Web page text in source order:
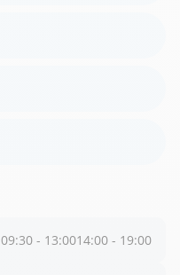
09:30 - 13:0014:00 - 19:00